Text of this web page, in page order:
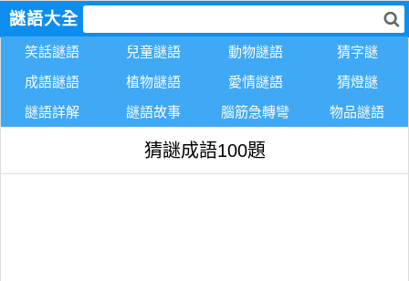
謎語大全
笑話謎語 兒童謎語 動物謎語
猜字謎
成語謎語
植物謎語 愛情謎語
猜燈謎
謎語詳解
謎語故事 腦筋急轉彎 物品謎語
猜謎成語100題